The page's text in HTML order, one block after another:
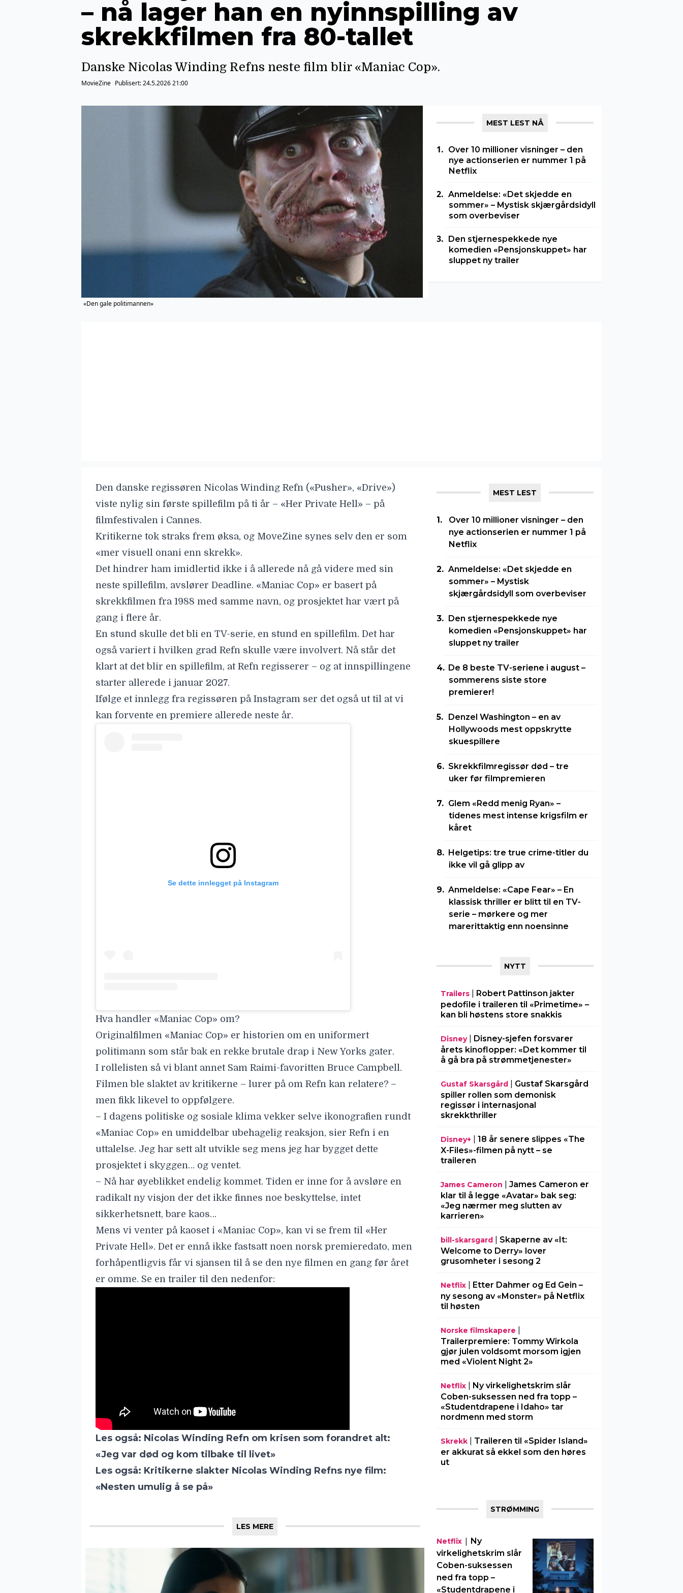
– nå lager han en nyinnspilling av
skrekkfilmen fra 80-tallet
Danske Nicolas Winding Refns neste film blir «Maniac Cop».
MovieZine Publisert:24.5.2026 21:00
«Den gale politimannen»
MEST LEST NÅ
Over 10 millioner visninger – den
nye actionserien er nummer 1 på
Netflix
Anmeldelse: «Det skjedde en
sommer» – Mystisk skjærgårdsidyll
som overbeviser
Den stjernespekkede nye
komedien «Pensjonskuppet» har
sluppet ny trailer
Den danske regissøren Nicolas Winding Refn («Pusher», «Drive»)
viste nylig sin første spillefilm på ti år – «Her Private Hell» – på
filmfestivalen i Cannes.
Kritikerne tok straks frem øksa, og MoveZine synes selv den er som
«mer visuell onani enn skrekk».
Det hindrer ham imidlertid ikke i å allerede nå gå videre med sin
neste spillefilm, avslører Deadline. «Maniac Cop» er basert på
skrekkfilmen fra 1988 med samme navn, og prosjektet har vært på
gang i flere år.
En stund skulle det bli en TV-serie, en stund en spillefilm. Det har
også variert i hvilken grad Refn skulle være involvert. Nå står det
klart at det blir en spillefilm, at Refn regisserer – og at innspillingene
starter allerede i januar 2027.
Ifølge et innlegg fra regissøren på Instagram ser det også ut til at vi
kan forvente en premiere allerede neste år.
Se dette innlegget på Instagram
Hva handler «Maniac Cop» om?
Originalfilmen «Maniac Cop» er historien om en uniformert
politimann som står bak en rekke brutale drap i New Yorks gater.
I rollelisten så vi blant annet Sam Raimi-favoritten Bruce Campbell.
Filmen ble slaktet av kritikerne – lurer på om Refn kan relatere? –
men fikk likevel to oppfølgere.
– I dagens politiske og sosiale klima vekker selve ikonografien rundt
«Maniac Cop» en umiddelbar ubehagelig reaksjon, sier Refn i en
uttalelse. Jeg har sett alt utvikle seg mens jeg har bygget dette
prosjektet i skyggen… og ventet.
– Nå har øyeblikket endelig kommet. Tiden er inne for å avsløre en
radikalt ny visjon der det ikke finnes noe beskyttelse, intet
sikkerhetsnett, bare kaos…
Mens vi venter på kaoset i «Maniac Cop», kan vi se frem til «Her
Private Hell». Det er ennå ikke fastsatt noen norsk premieredato, men
forhåpentligvis får vi sjansen til å se den nye filmen en gang før året
er omme. Se en trailer til den nedenfor:
Les også: Nicolas Winding Refn om krisen som forandret alt:
«Jeg var død og kom tilbake til livet»
Les også: Kritikerne slakter Nicolas Winding Refns nye film:
«Nesten umulig å se på»
LES MERE
MEST LEST
Over 10 millioner visninger – den
nye actionserien er nummer 1 på
Netflix
Anmeldelse: «Det skjedde en
sommer» – Mystisk
skjærgårdsidyll som overbeviser
Den stjernespekkede nye
komedien «Pensjonskuppet» har
sluppet ny trailer
De 8 beste TV-seriene i august –
sommerens siste store
premierer!
Denzel Washington – en av
Hollywoods mest oppskrytte
skuespillere
Skrekkfilmregissør død – tre
uker før filmpremieren
Glem «Redd menig Ryan» –
tidenes mest intense krigsfilm er
kåret
Helgetips: tre true crime-titler du
ikke vil gå glipp av
Anmeldelse: «Cape Fear» – En
klassisk thriller er blitt til en TV-
serie – mørkere og mer
marerittaktig enn noensinne
NYTT
Trailers| Robert Pattinson jakter
pedofile i traileren til «Primetime» –
kan bli høstens store snakkis
Disney| Disney-sjefen forsvarer
årets kinoflopper: «Det kommer til
å gå bra på strømmetjenester»
Gustaf Skarsgård| Gustaf Skarsgård
spiller rollen som demonisk
regissør i internasjonal
skrekkthriller
Disney+
18 år senere slippes «The
X-Files»-filmen på nytt – se
traileren
James Cameron
James Cameron er
klar til å legge «Avatar» bak seg:
«Jeg nærmer meg slutten av
karrieren»
bill-skarsgard| Skaperne av «It:
Welcome to Derry» lover
grusomheter i sesong 2
Netflix| Etter Dahmer og Ed Gein –
ny sesong av «Monster» på Netflix
til høsten
Norske filmskapere
Trailerpremiere: Tommy Wirkola
gjør julen voldsomt morsom igjen
med «Violent Night 2»
Netflix| Ny virkelighetskrim slår
Coben-suksessen ned fra topp –
«Studentdrapene i Idaho» tar
nordmenn med storm
Skrekk| Traileren til «Spider Island»
er akkurat så ekkel som den høres
ut
STRØMMING
Netflix| Ny
virkelighetskrim slår
Coben-suksessen
ned fra topp –
«Studentdrapene i